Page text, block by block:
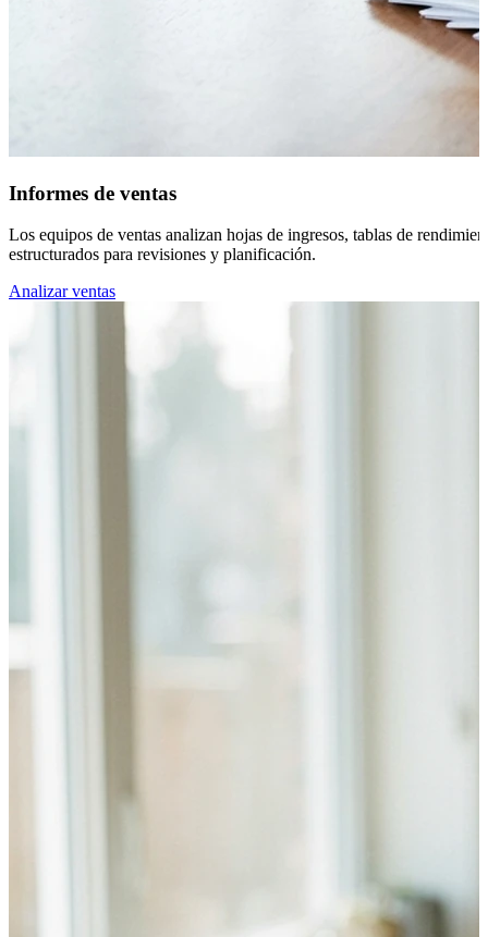
Informes de ventas
Los equipos de ventas analizan hojas de ingresos, tablas de
estructurados para revisiones y planificación.
Analizar ventas